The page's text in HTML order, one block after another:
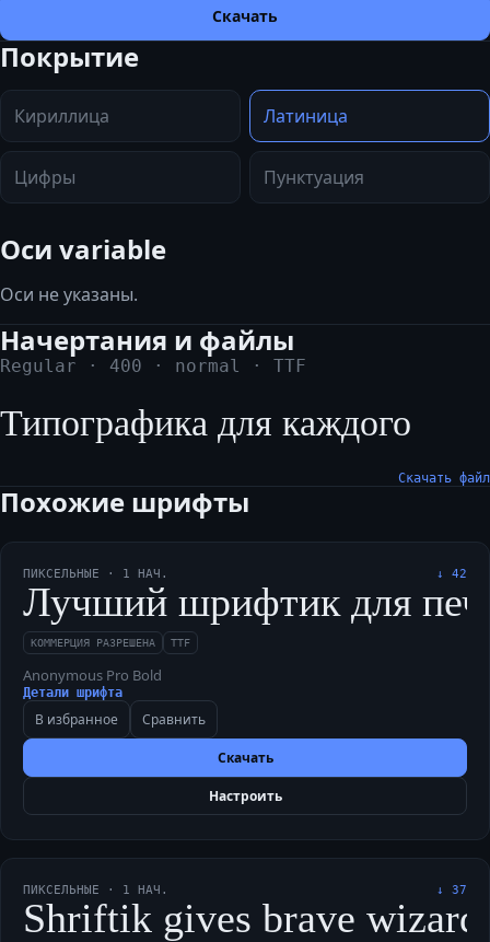
Скачать
Покрытие
Кириллица Латиница
Цифры Пунктуация
Оси variable
Оси не указаны.
Начертания и файлы
Regular · 400 · normal · TTF
Типографика для каждого
Скачать файл
Похожие шрифты
ПИКСЕЛЬНЫЕ · 1 НАЧ. ↓ 42
Лучший шрифтик для
КОММЕРЦИЯ РАЗРЕШЕНА TTF
Anonymous Pro Bold
Детали шрифта
В избранное Сравнить
Скачать
Настроить
ПИКСЕЛЬНЫЕ · 1 НАЧ. ↓ 37
Shriftik gives brave